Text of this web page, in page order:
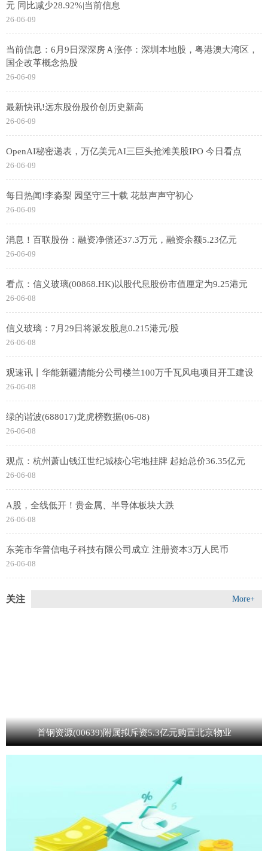
元 同比减少28.92%|当前信息
26-06-09
当前信息：6月9日深深房Ａ涨停：深圳本地股，粤港澳大湾区，
国企改革概念热股
26-06-09
最新快讯!远东股份股价创历史新高
26-06-09
OpenAI秘密递表，万亿美元AI三巨头抢滩美股IPO 今日看点
26-06-09
每日热闻!李淼梨 园坚守三十载 花鼓声声守初心
26-06-09
消息！百联股份：融资净偿还37.3万元，融资余额5.23亿元
26-06-09
看点：信义玻璃(00868.HK)以股代息股份市值厘定为9.25港元
26-06-08
信义玻璃：7月29日将派发股息0.215港元/股
26-06-08
观速讯丨华能新疆清能分公司楼兰100万千瓦风电项目开工建设
26-06-08
绿的谐波(688017)龙虎榜数据(06-08)
26-06-08
观点：杭州萧山钱江世纪城核心宅地挂牌 起始总价36.35亿元
26-06-08
A股，全线低开！贵金属、半导体板块大跌
26-06-08
东莞市华普信电子科技有限公司成立 注册资本3万人民币
26-06-08
关注 More+
首钢资源(00639)附属拟斥资5.3亿元购置北京物业